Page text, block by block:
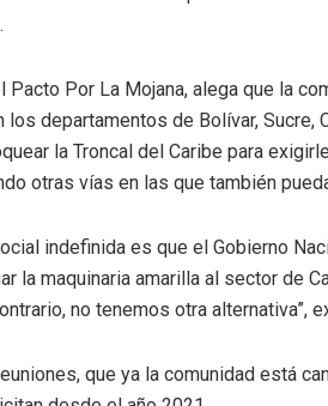
Por La Mojana, alega que la
departamentos de Bolívar, Sucre,
la Troncal del Caribe para
otras vías en las que también
indefinida es que el Gobierno
maquinaria amarilla al sector de
no tenemos otra alternativa”,
que ya la comunidad está